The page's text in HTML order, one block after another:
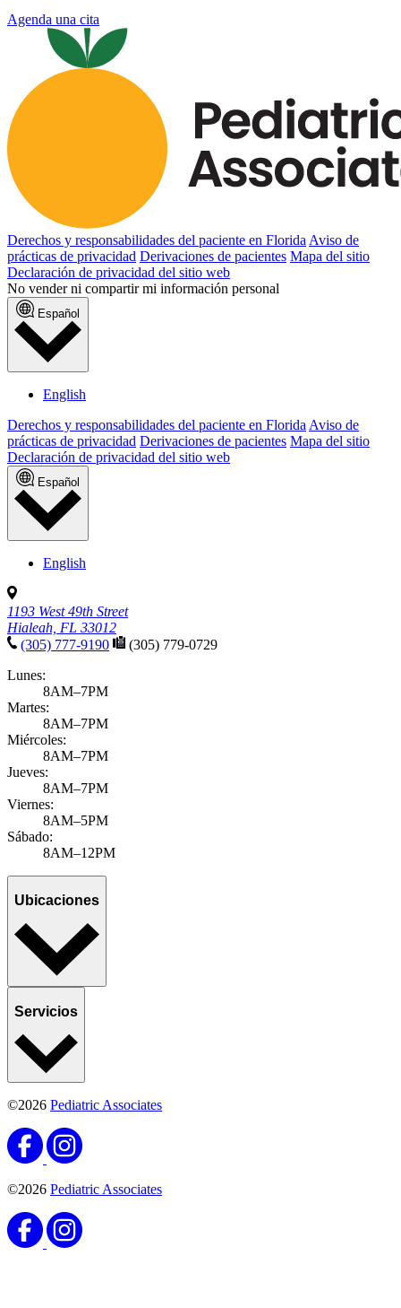
Agenda una cita
Derechos y responsabilidades del paciente en Florida Aviso de
prácticas de privacidad Derivaciones de pacientes Mapa del sitio
Declaración de privacidad del sitio web
No vender ni compartir mi información personal
Español
English
Derechos y responsabilidades del paciente en Florida Aviso de
prácticas de privacidad Derivaciones de pacientes Mapa del sitio
Declaración de privacidad del sitio web
Español
English
1193 West 49th Street
Hialeah, FL 33012
(305) 777-9190
(305) 779-0729
Lunes:
8AM–7PM
Martes:
8AM–7PM
Miércoles:
8AM–7PM
Jueves:
8AM–7PM
Viernes:
8AM–5PM
Sábado:
8AM–12PM
Ubicaciones
Servicios
©2026 Pediatric Associates
©2026 Pediatric Associates